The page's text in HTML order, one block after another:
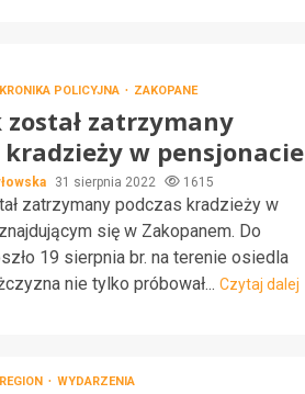
KRONIKA POLICYJNA ZAKOPANE
zatrzymany
kradzieży w pensjonacie
31 sierpnia 2022 1615
zatrzymany podczas kradzieży w
się w Zakopanem. Do
19 sierpnia br. na terenie osiedla
nie tylko próbował... Czytaj dalej
REGION WYDARZENIA